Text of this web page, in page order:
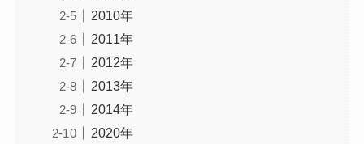
2010年
2011年
2012年
2013年
2014年
2020年